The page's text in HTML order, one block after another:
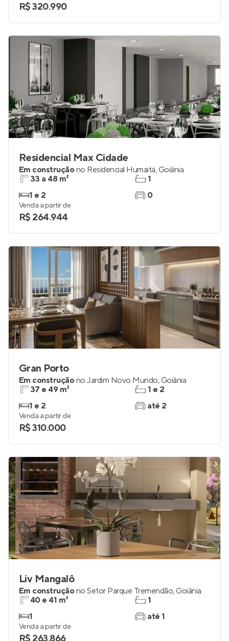
R$ 320.990
Residencial Max Cidade
Em construçãono Residencial Humaitá, Goiânia
33 a 48 m²
1 e 2
1
0
Venda a partir de
R$ 264.944
Gran Porto
Em construçãono Jardim Novo Mundo, Goiânia
37 e 49 m²
1 e 2
1 e 2
até 2
Venda a partir de
R$ 310.000
Liv Mangalô
Em construçãono Setor Parque Tremendão, Goiânia
40 e 41 m²
1
1
até 1
Venda a partir de